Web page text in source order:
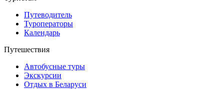
Путеводитель
Туроператоры
Календарь
Путешествия
Автобусные туры
Экскурсии
Отдых в Беларуси